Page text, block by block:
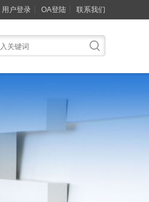
用户登录 OA登陆 联系我们